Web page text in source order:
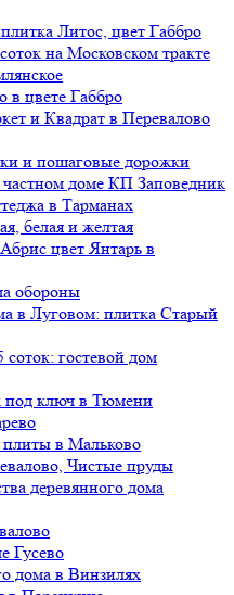
Литос, цвет Габбро
на Московском тракте
в цвете Габбро
и Квадрат в Перевалово
и пошаговые дорожки
доме КП Заповедник
в Тарманах
белая и желтая
цвет Янтарь в
обороны
в Луговом: плитка Старый
гостевой дом
под ключ в Тюмени
в Мальково
Чистые пруды
деревянного дома
Гусево
дома в Винзилях